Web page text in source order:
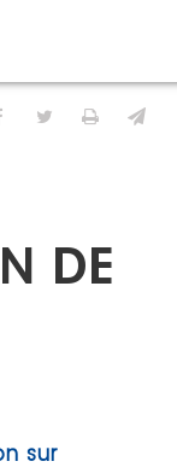
Partager sur
Partager
DE
sur